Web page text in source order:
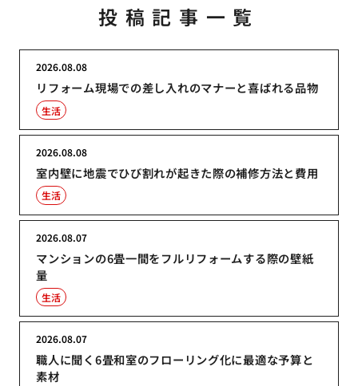
投稿記事一覧
リフォーム現場での差し入れのマナーと喜ばれる品物
2026.08.08
生活
室内壁に地震でひび割れが起きた際の補修方法と費用
2026.08.08
生活
マンションの6畳一間をフルリフォームする際の壁紙
量
2026.08.07
生活
職人に聞く6畳和室のフローリング化に最適な予算と
素材
2026.08.07